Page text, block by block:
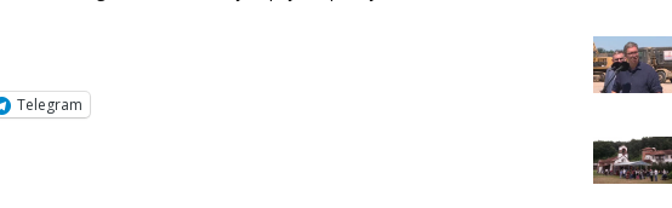
Telegram